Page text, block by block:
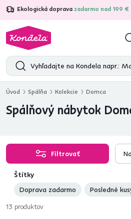
Ekologická doprava zadarmo nad 199 €
4,7 31 211overených
Úvod Spálňa Kolekcie Domca
Spálňový nábytok
Filtrovať
Štítky
Doprava zadarmo
Posledné
13 produktov